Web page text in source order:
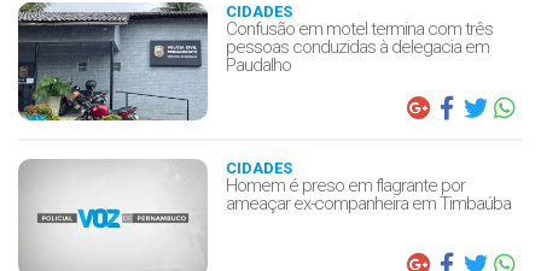
CIDADES
Confusão em motel termina com três
pessoas conduzidas à delegacia em
Paudalho
CIDADES
Homem é preso em flagrante por
ameaçar ex-companheira em Timbaúba